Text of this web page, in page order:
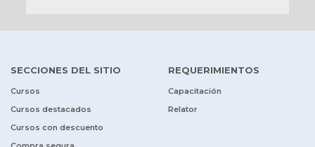
SECCIONES DEL SITIO
Cursos
Cursos destacados
Cursos con descuento
REQUERIMIENTOS
Capacitación
Relator